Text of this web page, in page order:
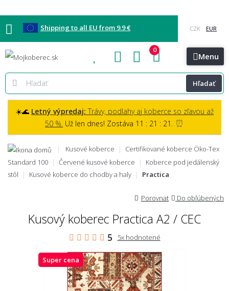
Shipping to all EU from 9.9 €
Blog Kontakt Menu
Hľadať
0
☀️🌊 Letný výpredaj: Trávy, podlahy aj koberce so zľavou až
50 %. Už len dnes! Zostáva 11 : 21 : 20. ⏰
Kusové koberce
Certifikované koberce Öko-Tex
Standard 100
Červené kusové koberce
Koberce pod jedálenský
stôl
Kusové koberce do chodby a haly Practica
Porovnat Do obľúbených
Kusový koberec Practica A2 / CEC
5 5x hodnotené
Super cena